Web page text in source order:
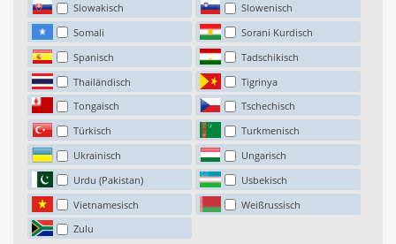
Slowakisch
Slowenisch
Somali
Sorani Kurdisch
Spanisch
Tadschikisch
Thailändisch
Tigrinya
Tongaisch
Tschechisch
Türkisch
Turkmenisch
Ukrainisch
Ungarisch
Urdu (Pakistan)
Usbekisch
Vietnamesisch
Weißrussisch
Zulu